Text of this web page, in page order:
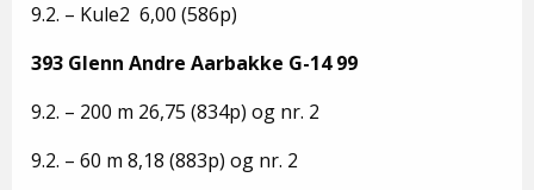
9.2. – Kule2 6,00 (586p)
393 Glenn Andre Aarbakke G-14 99
9.2. – 200 m 26,75 (834p) og nr. 2
9.2. – 60 m 8,18 (883p) og nr. 2